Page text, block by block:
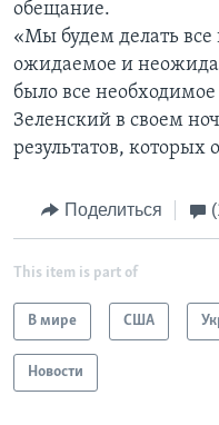
обещание.
«Мы будем делать
ожидаемое и
было все необходимое
Зеленский в своем
результатов,
Поделиться
This item is part of
В мире США
Новости